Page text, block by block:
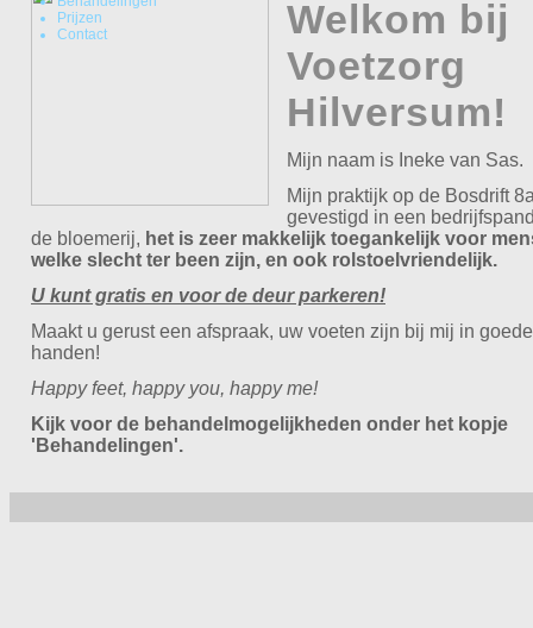
Prijzen
Contact
Welkom bij
Voetzorg
Hilversum!
Mijn naam is Ineke van Sas.
Mijn praktijk op de Bosdrift
gevestigd in een
de bloemerij, het is zeer makkelijk toegankelijk voor
welke slecht ter been zijn, en ook rolstoelvriendelijk.
U kunt gratis en voor de deur parkeren!
Maakt u gerust een afspraak, uw voeten zijn bij mij in goede
handen!
Happy feet, happy you, happy me!
Kijk voor de behandelmogelijkheden onder het kopje
'Behandelingen'.